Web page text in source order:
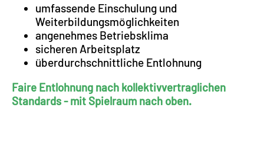
umfassende Einschulung und
Weiterbildungsmöglichkeiten
angenehmes Betriebsklima
sicheren Arbeitsplatz
überdurchschnittliche Entlohnung
Faire Entlohnung nach kollektivvertraglichen
Standards - mit Spielraum nach oben.